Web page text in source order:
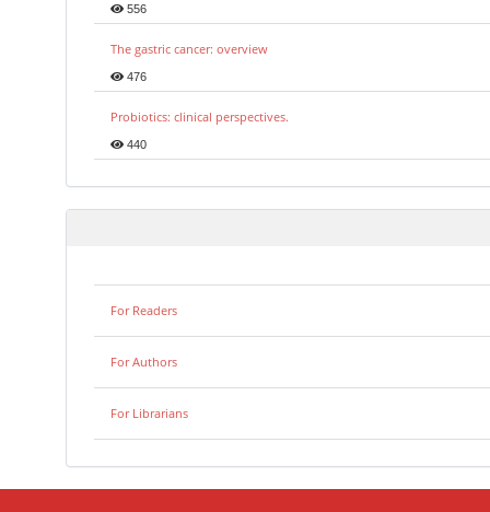
556
The gastric cancer: overview
476
Probiotics: clinical perspectives.
440
For Readers
For Authors
For Librarians